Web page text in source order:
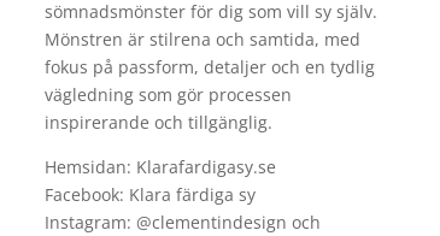
sömnadsmönster för dig som vill sy själv.
Mönstren är stilrena och samtida, med
fokus på passform, detaljer och en tydlig
vägledning som gör processen
inspirerande och tillgänglig.
Hemsidan: Klarafardigasy.se
Facebook: Klara färdiga sy
Instagram: @clementindesign och